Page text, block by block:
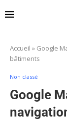
Accueil » Google
bâtiments
Non classé
Google